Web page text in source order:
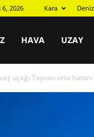
6, 2026 Kara Deniz
HAVA UZAY
uçağı Tayvan orta